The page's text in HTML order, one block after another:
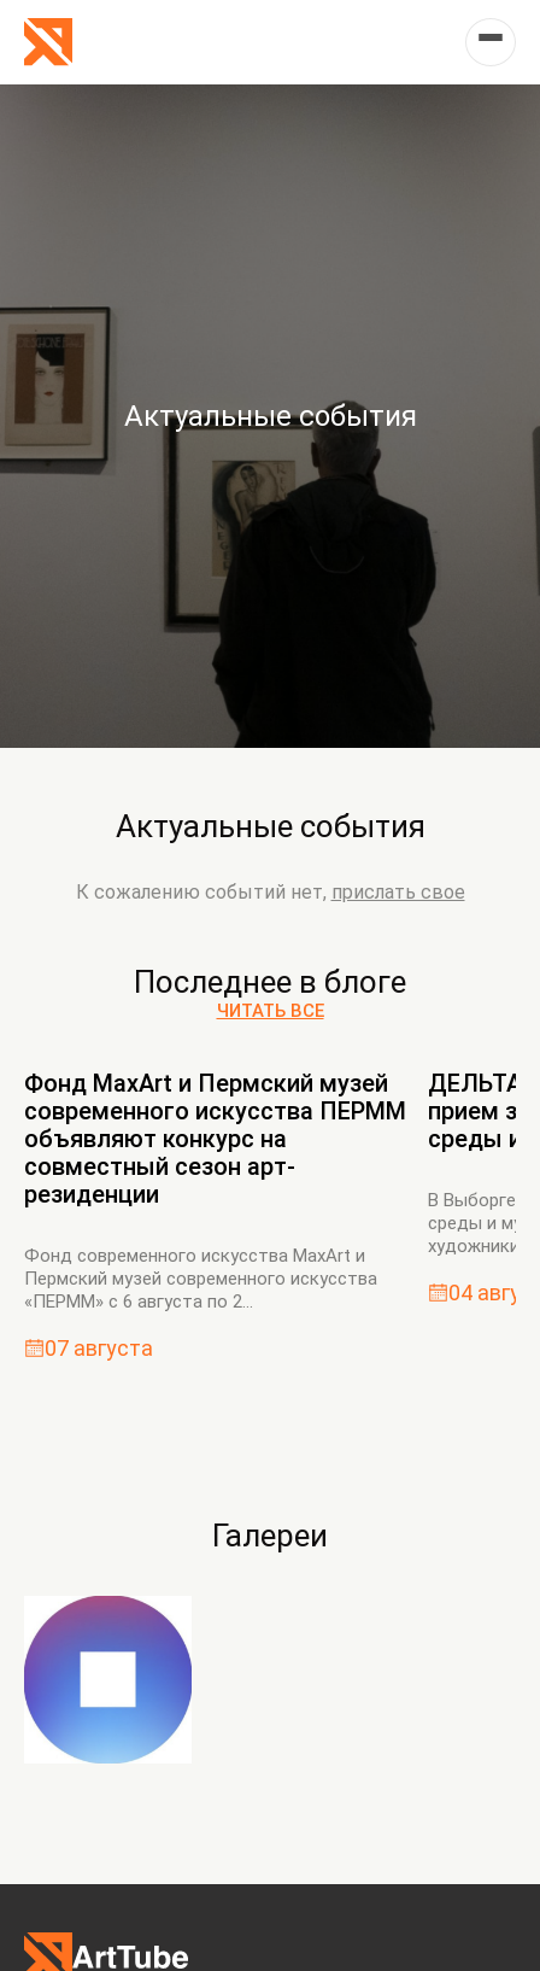
Актуальные события
Актуальные события
К сожалению событий нет, прислать свое
Последнее в блоге
ЧИТАТЬ ВСЕ
Фонд MaxArt и Пермский музей
современного искусства ПЕРММ
объявляют конкурс на
совместный сезон арт-
резиденции
Фонд современного искусства MaxArt и
Пермский музей современного искусства
«ПЕРММ» с 6 августа по 2...
07 августа
прием
среды и
В Выборге
среды и
художники
04
Галереи